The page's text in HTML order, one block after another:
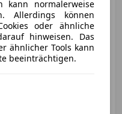
490
kann normalerweise
Allerdings können
oder ähnliche
hinweisen. Das
ähnlicher Tools kann
beeinträchtigen.